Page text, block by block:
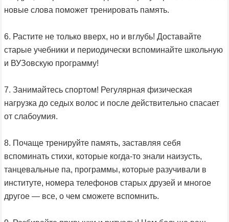
новые слова поможет тренировать память.
6. Растите не только вверх, но и вглубь! Доставайте
старые учебники и периодически вспоминайте школьную
и ВУЗовскую программу!
7. Занимайтесь спортом! Регулярная физическая
нагрузка до седых волос и после действительно спасает
от слабоумия.
8. Почаще тренируйте память, заставляя себя
вспоминать стихи, которые когда-то знали наизусть,
танцевальные па, программы, которые разучивали в
институте, номера телефонов старых друзей и многое
другое — все, о чем сможете вспомнить.